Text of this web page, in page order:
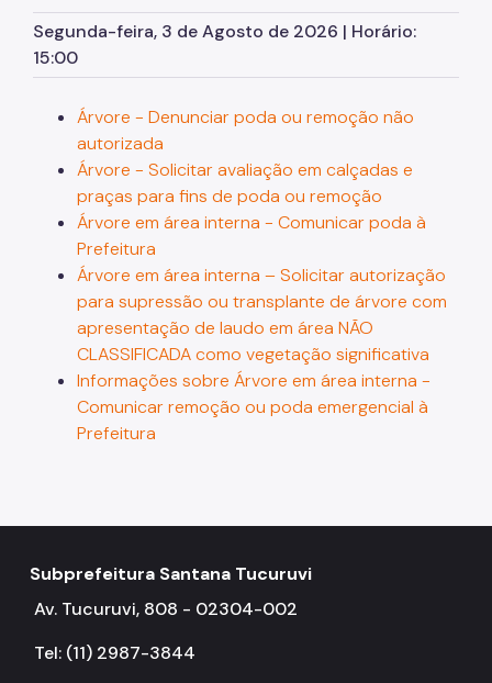
Licitações
SP Mais Fácil
Termo de Cooperação
Programa de Metas
Segunda-feira, 3 de Agosto de 2026 | Horário:
15:00
Árvore - Denunciar poda ou remoção não
autorizada
Árvore - Solicitar avaliação em calçadas e
praças para fins de poda ou remoção
Árvore em área interna - Comunicar poda à
Prefeitura
Árvore em área interna – Solicitar autorização
para supressão ou transplante de árvore com
apresentação de laudo em área NÃO
CLASSIFICADA como vegetação significativa
Informações sobre Árvore em área interna -
Comunicar remoção ou poda emergencial à
Prefeitura
Subprefeitura Santana Tucuruvi
Av. Tucuruvi, 808 - 02304-002
Tel: (11) 2987-3844